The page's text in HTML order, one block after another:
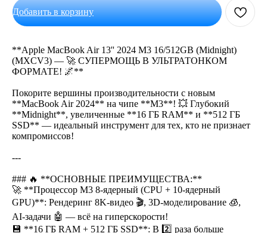
Добавить в корзину
**Apple MacBook Air 13'' 2024 M3 16/512GB (Midnight)
(MXCV3) — 🚀 СУПЕРМОЩЬ В УЛЬТРАТОНКОМ
ФОРМАТЕ! 🌌**
Покорите вершины производительности с новым
**MacBook Air 2024** на чипе **M3**! 💥 Глубокий
**Midnight**, увеличенные **16 ГБ RAM** и **512 ГБ
SSD** — идеальный инструмент для тех, кто не признает
компромиссов!
---
### 🔥 **ОСНОВНЫЕ ПРЕИМУЩЕСТВА:**
🚀 **Процессор M3 8-ядерный (CPU + 10-ядерный
GPU)**: Рендеринг 8K-видео 🎬, 3D-моделирование 🧊,
AI-задачи 🤖 — всё на гиперскорости!
💾 **16 ГБ RAM + 512 ГБ SSD**: В 2️⃣ раза больше